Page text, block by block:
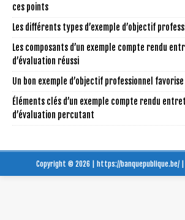
ces points
Les différents types d’exemple d’objectif
Les composants d’un exemple compte rendu
d’évaluation réussi
Un bon exemple d’objectif professionnel
Éléments clés d’un exemple compte rendu
d’évaluation percutant
Copyright © 2026 | https://banquepublique.be/